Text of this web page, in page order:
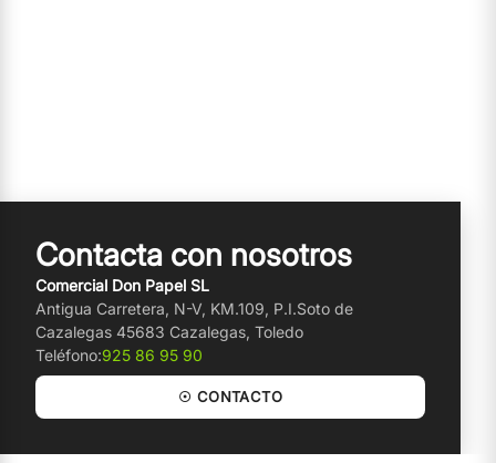
Contacta con nosotros
Comercial Don Papel SL
Antigua Carretera, N-V, KM.109, P.I.Soto de
Cazalegas 45683 Cazalegas, Toledo
Teléfono:925 86 95 90
☉ CONTACTO